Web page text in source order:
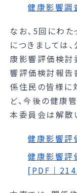
健康影響
なお、5回にわ
につきましては
康影響評価検討
響評価検討報告
係住民の皆様に
ど、今後の健康
本委員会は解散
健康影響
健康影響評
[PDF｜